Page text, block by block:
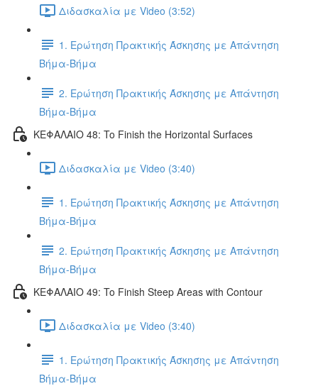
Διδασκαλία με Video (3:52)
1. Ερώτηση Πρακτικής Άσκησης με Απάντηση
Βήμα-Βήμα
2. Ερώτηση Πρακτικής Άσκησης με Απάντηση
Βήμα-Βήμα
ΚΕΦΑΛΑΙΟ 48: To Finish the Horizontal Surfaces
Διδασκαλία με Video (3:40)
1. Ερώτηση Πρακτικής Άσκησης με Απάντηση
Βήμα-Βήμα
2. Ερώτηση Πρακτικής Άσκησης με Απάντηση
Βήμα-Βήμα
ΚΕΦΑΛΑΙΟ 49: To Finish Steep Areas with Contour
Διδασκαλία με Video (3:40)
1. Ερώτηση Πρακτικής Άσκησης με Απάντηση
Βήμα-Βήμα